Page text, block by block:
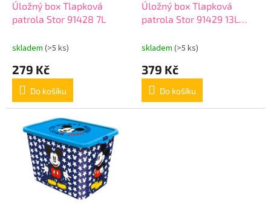
Úložný box Tlapková
patrola Stor 91428 7L
skladem (>5 ks)
279 Kč
Do košíku
Úložný box Tlapková
patrola Stor 91429 13L
skladem (>5 ks)
379 Kč
Do košíku